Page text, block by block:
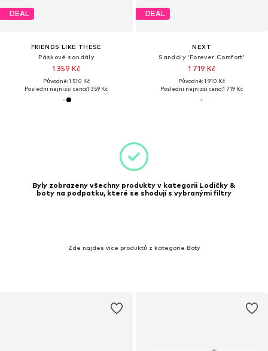
DEAL
FRIENDS LIKE THESE
Páskové sandály
1 359 Kč
Původně: 1 510 Kč
Poslední nejnižší cena:1 359 Kč
DEAL
NEXT
Sandály 'Forever Comfort'
1 719 Kč
Původně: 1 910 Kč
Poslední nejnižší cena:1 719 Kč
Byly zobrazeny všechny produkty v kategorii Lodičky &
boty na podpatku, které se shodují s vybranými filtry
Zde najdeš více produktů z kategorie Boty